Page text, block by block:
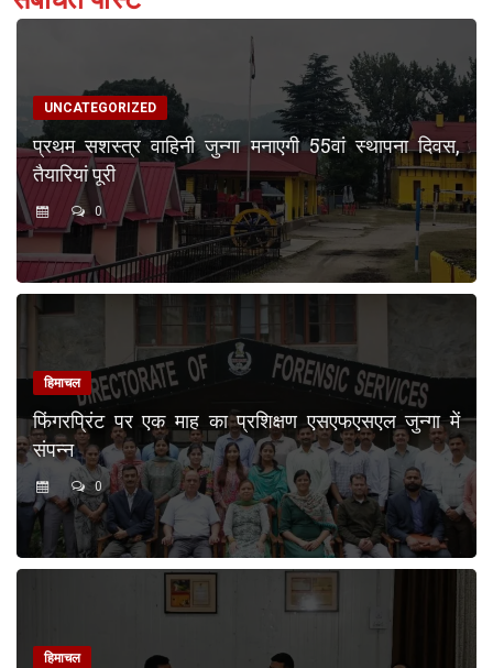
UNCATEGORIZED
प्रथम सशस्त्र वाहिनी जुन्गा मनाएगी 55वां स्थापना दिवस,
तैयारियां पूरी
0
हिमाचल
फिंगरप्रिंट पर एक माह का प्रशिक्षण एसएफएसएल जुन्गा में
संपन्न
0
हिमाचल